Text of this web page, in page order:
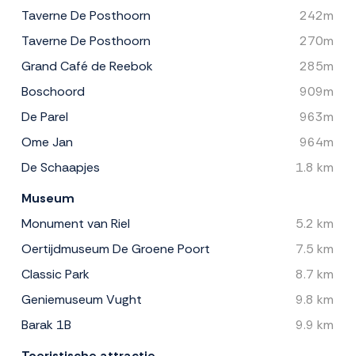
Taverne De Posthoorn
242m
Taverne De Posthoorn
270m
Grand Café de Reebok
285m
Boschoord
909m
De Parel
963m
Ome Jan
964m
De Schaapjes
1.8 km
Museum
Monument van Riel
5.2 km
Oertijdmuseum De Groene Poort
7.5 km
Classic Park
8.7 km
Geniemuseum Vught
9.8 km
Barak 1B
9.9 km